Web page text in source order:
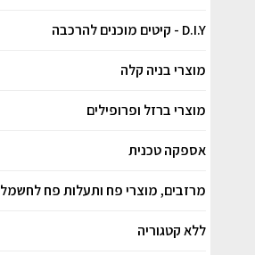
D.I.Y - קיטים מוכנים להרכבה
מוצרי בניה קלה
מוצרי ברזל ופרופילים
אספקה טכנית
מרזבים, מוצרי פח ותעלות פח לחשמל
ללא קטגוריה